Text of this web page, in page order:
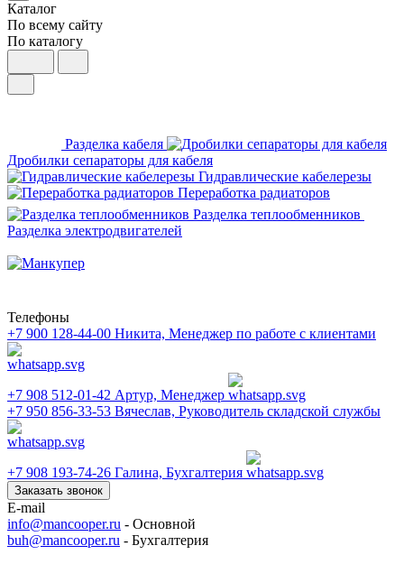
Каталог
По всему сайту
По каталогу
Разделка кабеля
Дробилки сепараторы для кабеля
Гидравлические кабелерезы
Переработка радиаторов
Разделка теплообменников
Разделка электродвигателей
Телефоны
+7 900 128-44-00 Никита, Менеджер по работе с клиентами
+7 908 512-01-42 Артур, Менеджер
+7 950 856-33-53 Вячеслав, Руководитель складской службы
+7 908 193-74-26 Галина, Бухгалтерия
Заказать звонок
E-mail
info@mancooper.ru - Основной
buh@mancooper.ru - Бухгалтерия